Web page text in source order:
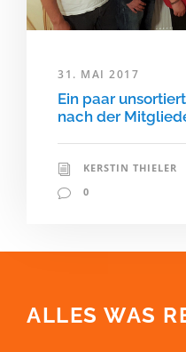
31. MAI 2017
Ein paar
nach der
KERSTIN THIELER
0
ALLES WAS